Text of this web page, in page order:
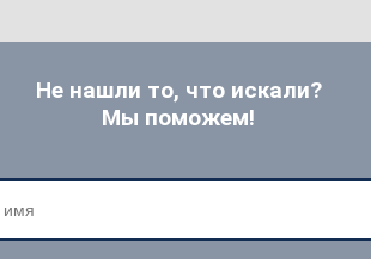
Не нашли то, что искали?
Мы поможем!